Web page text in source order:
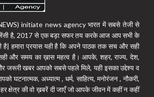
initiate news agency भारत में सबसे तेजी से
एजेंसी है, 2017 से एक बड़ा सफर तय करके आज आप सभी के
है| हमारा प्रयास यही है कि अपने पाठक तक सच और सही
सही और समय का ख़ास महत्व है। आपके, शहर, राज्य, देश,
जरूरी खबर आपको सबसे पहले मिले, यही इसका उद्देश्य व
घटनात्मक, अध्यात्म , धर्म, साहित्य, मनोरंजन , नौकरी,
क्षेत्र की वो ख़बरें दी जाएँ जो आपके जीवन में कहीं न कहीं